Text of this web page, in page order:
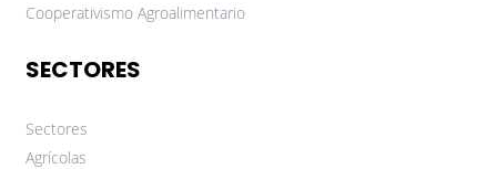
Cooperativismo Agroalimentario
SECTORES
Sectores
Agrícolas